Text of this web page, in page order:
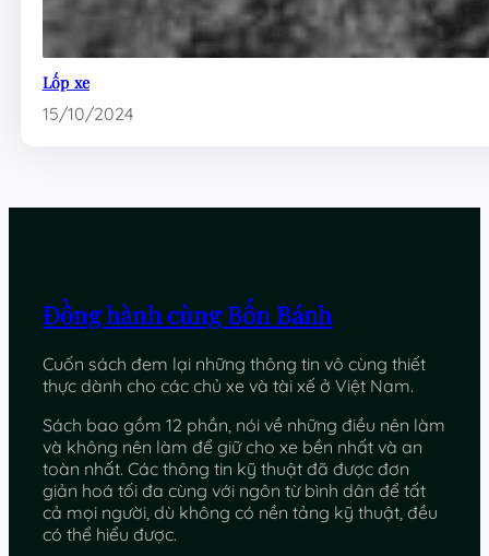
Lốp xe
15/10/2024
Đồng hành cùng Bốn Bánh
Cuốn sách đem lại những thông tin vô cùng thiết
thực dành cho các chủ xe và tài xế ở Việt Nam.
Sách bao gồm 12 phần, nói về những điều nên làm
và không nên làm để giữ cho xe bền nhất và an
toàn nhất. Các thông tin kỹ thuật đã được đơn
giản hoá tối đa cùng với ngôn từ bình dân để tất
cả mọi người, dù không có nền tảng kỹ thuật, đều
có thể hiểu được.